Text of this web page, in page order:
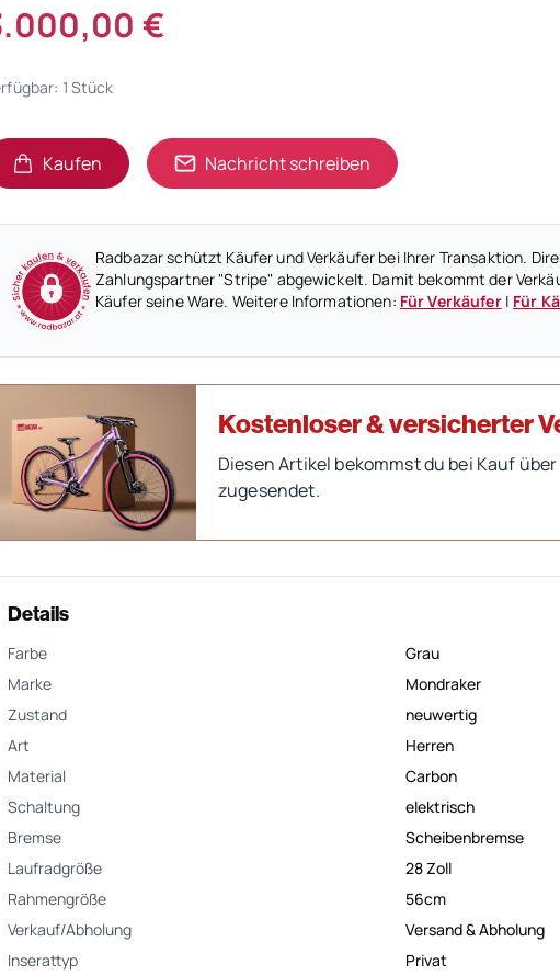
€
1 Stück
Kaufen Nachricht schreiben
Radbazar schützt Käufer und Verkäufer bei Ihrer Transaktion.
Zahlungspartner "Stripe" abgewickelt. Damit bekommt der
Käufer seine Ware. Weitere Informationen: Für Verkäufer| Für
Kostenloser & versicherter
Diesen Artikel bekommst du bei Kauf
zugesendet.
Details
Farbe
Grau
Marke
Mondraker
Zustand
neuwertig
Art
Herren
Material
Carbon
Schaltung
elektrisch
Bremse
Scheibenbremse
Laufradgröße
28 Zoll
Rahmengröße
56cm
Verkauf/Abholung
Versand & Abholung
Inserattyp
Privat